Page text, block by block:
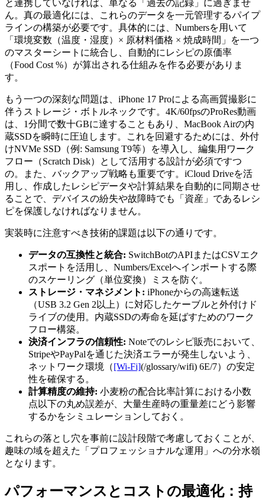
と連携していなければ、単なる「過去の記録」に過ぎませ
ん。真の最適化には、これらのデータを一元管理するパイプ
ラインの構築が必要です。具体的には、Numbersを用いて
「環境変数（温度・湿度）× 原材料価格 × 焼成時間」を一つ
のマスターシートに統合し、自動的にレシピの原価率
（Food Cost %）が算出される仕組みを作る必要がありま
す。
もう一つの深刻な問題は、iPhone 17 Proによる高画質撮影に
伴うストレージ・ボトルネックです。4K/60fpsのProRes動画
は、1分間で数十GBに達することもあり、MacBook Airの内
蔵SSDを瞬時に圧迫します。これを回避するためには、外付
けNVMe SSD（例: Samsung T9等）を導入し、編集用ワーク
フロー（Scratch Disk）として活用する設計が必須ですつ
の。また、バックアップ戦略も重要です。iCloud Driveを活
用し、作成したレシピデータや計算結果を自動的に同期させ
ることで、デバイスの紛失や故障時でも「資産」であるレシ
ピを保護しなければなりません。
実装時に注意すべき技術的課題は以下の通りです。
データの互換性と統合: SwitchBotのAPIまたはCSVエク
スポートを活用し、Numbers/Excelへインポートする際
のスケーリング（単位変換）ミスを防ぐ。
ストレージ・マネジメント: iPhoneからの高速転送
（USB 3.2 Gen 2以上）に対応したケーブルと外付けド
ライブの使用。内蔵SSDの寿命を延ばすためのワーク
フロー構築。
決済インフラの信頼性: Noteでのレシピ販売において、
StripeやPayPalを通じた決済エラーが発生しないよう、
ネットワーク環境（[Wi-Fi](/glossary/wifi) 6E/7）の安定
性を確保する。
計算精度の維持: 小麦粉の配合比率計算における小数
点以下の丸め誤差が、大量生産時の重量差にどう影響
するかをシミュレーションしておく。
これらの落とし穴を事前に設計段階で考慮しておくことが、
趣味の域を超えた「プロフェッショナルな運用」への分水嶺
となります。
パフォーマンスとコストの最適化：持